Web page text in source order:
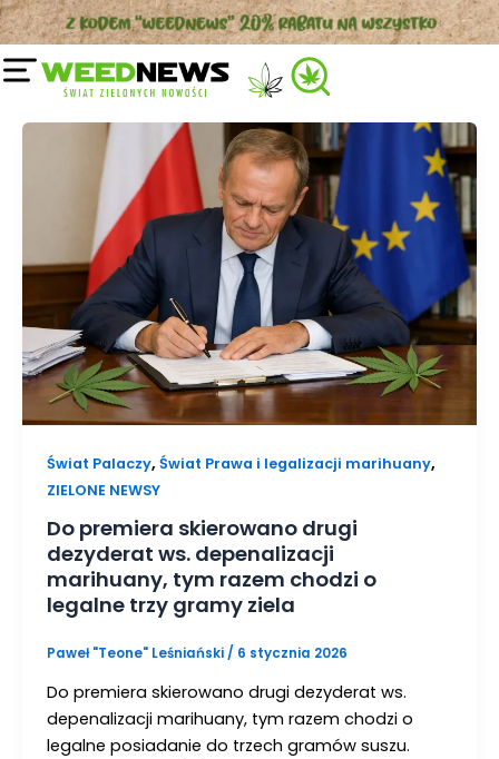
Przejdź
do
treści
Świat Palaczy, Świat Prawa i legalizacji marihuany,
ZIELONE NEWSY
Do premiera skierowano drugi
dezyderat ws. depenalizacji
marihuany, tym razem chodzi o
legalne trzy gramy ziela
Paweł "Teone" Leśniański / 6 stycznia 2026
Do premiera skierowano drugi dezyderat ws.
depenalizacji marihuany, tym razem chodzi o
legalne posiadanie do trzech gramów suszu.